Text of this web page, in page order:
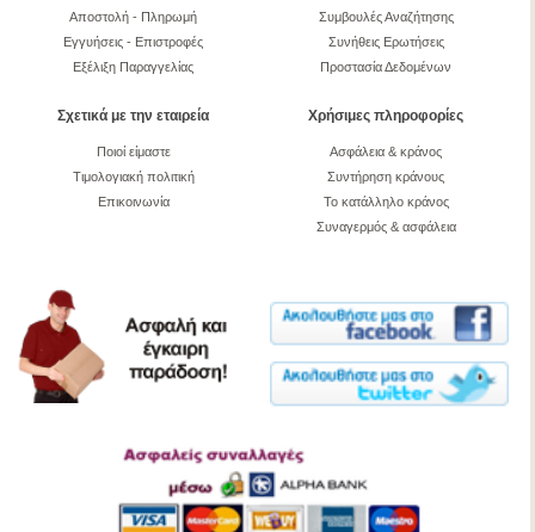
Αποστολή - Πληρωμή
Εγγυήσεις - Επιστροφές
Εξέλιξη Παραγγελίας
Συμβουλές Αναζήτησης
Συνήθεις Ερωτήσεις
Προστασία Δεδομένων
Σχετικά με την εταιρεία
Ποιοί είμαστε
Τιμολογιακή πολιτική
Επικοινωνία
Χρήσιμες πληροφορίες
Ασφάλεια & κράνος
Συντήρηση κράνους
Το κατάλληλο κράνος
Συναγερμός & ασφάλεια